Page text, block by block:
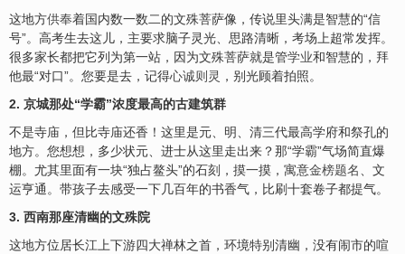
这地方供奉着国内数一数二的文殊菩萨像，传说里头满是智慧的“信
号”。高考生去这儿，主要求脑子灵光、思路清晰，考场上超常发挥。
很多家长都把它列为第一站，因为文殊菩萨就是管学业和智慧的，拜
他最“对口”。您要是去，记得心诚则灵 ，别光顾着拍照。
2. 京城那处“学霸”浓度最高的古建筑群
不是寺庙，但比寺庙还香！这里是元、明、清三代最高学府和祭孔的
地方。您想想，多少状元、进士从这里走出来？那“学霸”气场简直爆
棚。尤其里面有一块“独占鳌头”的石刻，摸一摸，寓意金榜题名、文
运亨通。带孩子去感受一下几百年的书香气，比刷十套卷子都提气。
3. 西南那座清幽的文殊院
这地方位居长江上下游四大禅林之首，环境特别清幽，没有闹市的喧